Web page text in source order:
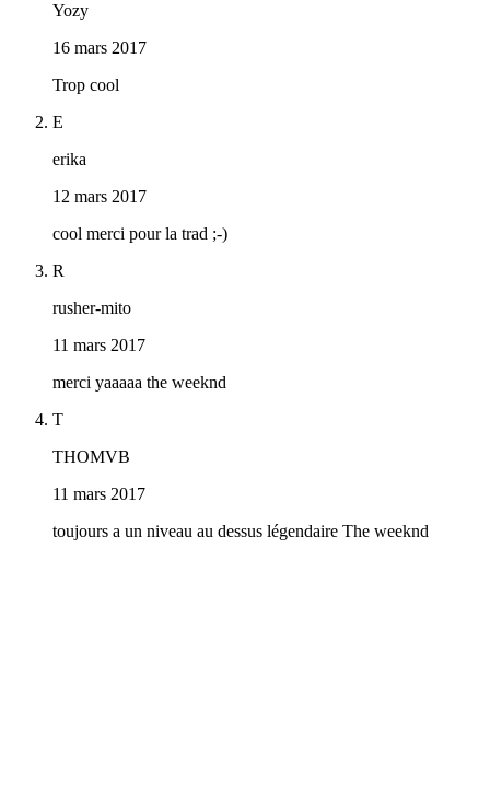
Yozy
16 mars 2017
Trop cool
E
erika
12 mars 2017
cool merci pour la trad ;-)
R
rusher-mito
11 mars 2017
merci yaaaaa the weeknd
T
THOMVB
11 mars 2017
toujours a un niveau au dessus légendaire The weeknd